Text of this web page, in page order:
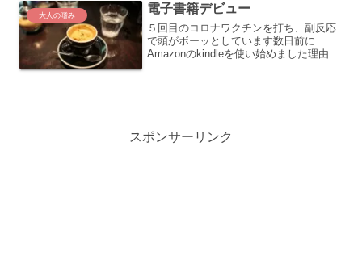
大人の嗜み 電子書籍デビュー
５回目のコロナワクチンを打ち、副反応
で頭がボーッとしています数日前に
Amazonのkindleを使い始めました理由は
スポンサーリンク